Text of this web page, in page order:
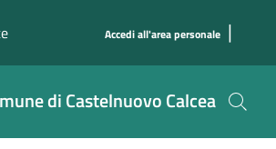
Accedi all'area personale |
di Castelnuovo Calcea